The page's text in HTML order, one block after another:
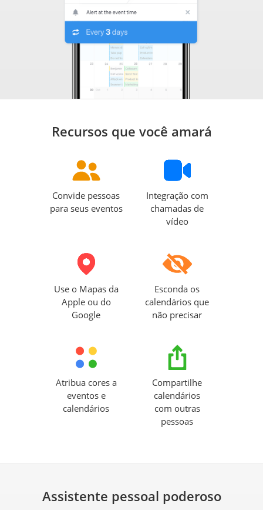
Recursos que você amará
Convide pessoas
para seus eventos
Integração com
chamadas de
vídeo
Use o Mapas da
Apple ou do
Google
Esconda os
calendários que
não precisar
Atribua cores a
eventos e
calendários
Compartilhe
calendários
com outras
pessoas
Assistente pessoal poderoso